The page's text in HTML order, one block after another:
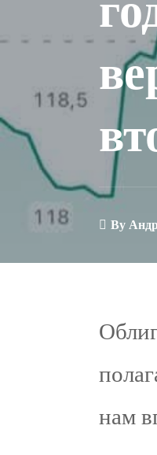
By
нам